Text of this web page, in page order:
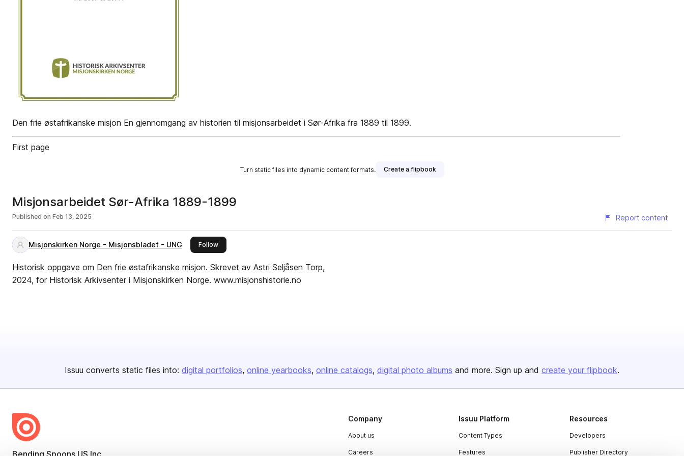
Den frie østafrikanske misjon En gjennomgang av historien til misjonsarbeidet i Sør-Afrika fra 1889 til 1899.
First page
Turn static files into dynamic content formats. Create a flipbook
Misjonsarbeidet Sør-Afrika 1889-1899
Published on Feb 13, 2025 Report content
Misjonskirken Norge - Misjonsbladet - UNG Followthis publisher
Historisk oppgave om Den frie østafrikanske misjon. Skrevet av Astri Seljåsen Torp,
2024, for Historisk Arkivsenter i Misjonskirken Norge. www.misjonshistorie.no
Issuu converts static files into: digital portfolios online yearbooks online catalogs digital photo albums and more. Sign up and create your flipbook.
Bending Spoons US Inc.
Company
About us
Careers
Issuu Platform
Content Types
Features
Resources
Developers
Publisher Directory